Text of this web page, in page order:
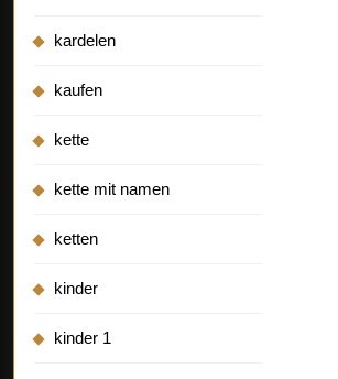
kardelen
kaufen
kette
kette mit namen
ketten
kinder
kinder 1